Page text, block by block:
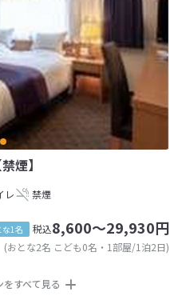
煙】
レ 禁煙
な1名 税込8,600～29,930円
(おとな2名 こども0名・1部屋/1泊2日)
すべて見る